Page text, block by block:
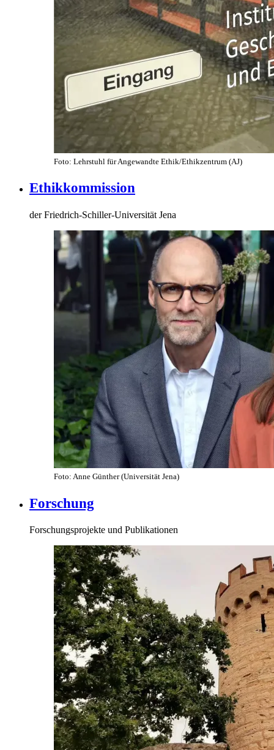
Foto: Lehrstuhl für Angewandte Ethik/Ethikzentrum (AJ)
Ethikkommission
der Friedrich-Schiller-Universität Jena
Foto: Anne Günther (Universität Jena)
Forschung
Forschungsprojekte und Publikationen